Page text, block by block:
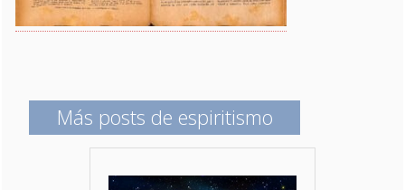
Más posts de espiritismo